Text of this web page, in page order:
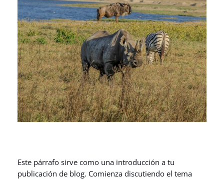
Este párrafo sirve como una introducción a tu
publicación de blog. Comienza discutiendo el tema